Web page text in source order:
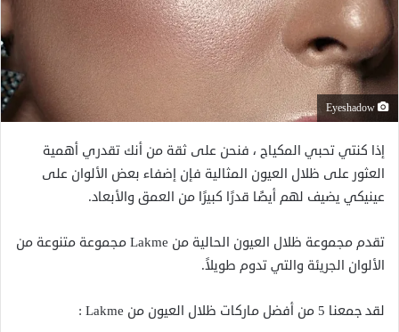
إذا كنتي تحبي المكياج ، فنحن على ثقة من أنك تقدري أهمية
العثور على ظلال العيون المثالية فإن إضفاء بعض الألوان على
عينيكي يضيف لهم أيضًا قدرًا كبيرًا من العمق والأبعاد.
تقدم مجموعة ظلال العيون الحالية من Lakme مجموعة متنوعة من
الألوان الجريئة والتي تدوم طويلاً.
لقد جمعنا 5 من أفضل ماركات ظلال العيون من Lakme :